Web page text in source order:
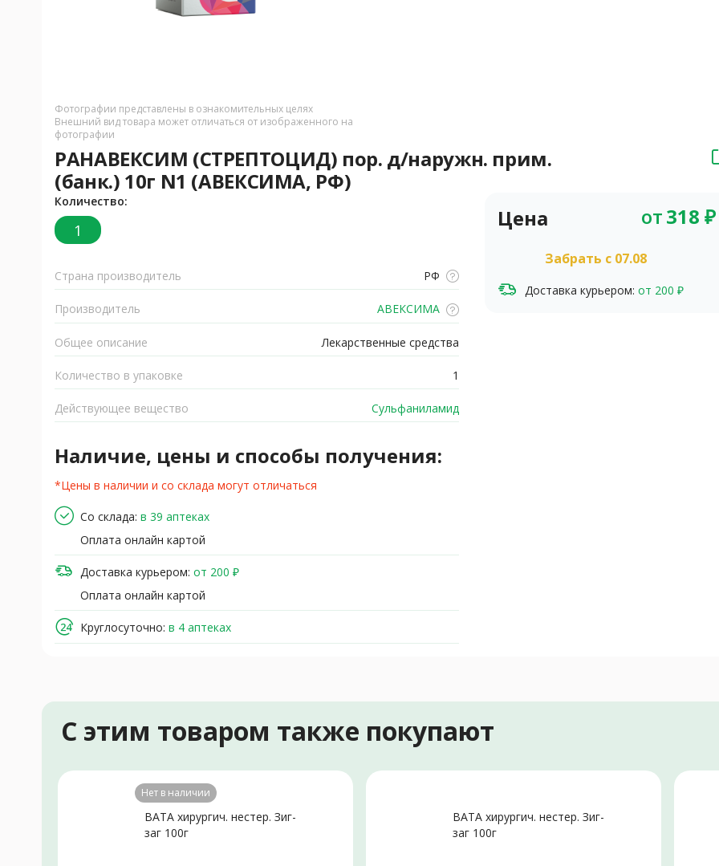
Фотографии представлены в ознакомительных целях
Внешний вид товара может отличаться от изображенного на
фотографии
РАНАВЕКСИМ (СТРЕПТОЦИД) пор. д/наружн. прим.
(банк.) 10г N1 (АВЕКСИМА, РФ)
Количество:
1
Страна производитель РФ
Производитель АВЕКСИМА
Общее описание Лекарственные средства
Количество в упаковке 1
Действующее вещество Сульфаниламид
Наличие, цены и способы получения:
*Цены в наличии и со склада могут отличаться
Со склада: в 39 аптеках
Оплата онлайн картой
Доставка курьером: от 200 ₽
Оплата онлайн картой
Круглосуточно: в 4 аптеках
Цена от318 ₽
Забрать c 07.08
Доставка курьером: от 200 ₽
С этим товаром также покупают
Нет в наличии
ВАТА хирургич. нестер. Зиг-
заг 100г
ВАТА хирургич. нестер. Зиг-
заг 100г